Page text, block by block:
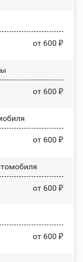
от 600 ₽
от 600 ₽
от 600 ₽
от 600 ₽
от 600 ₽